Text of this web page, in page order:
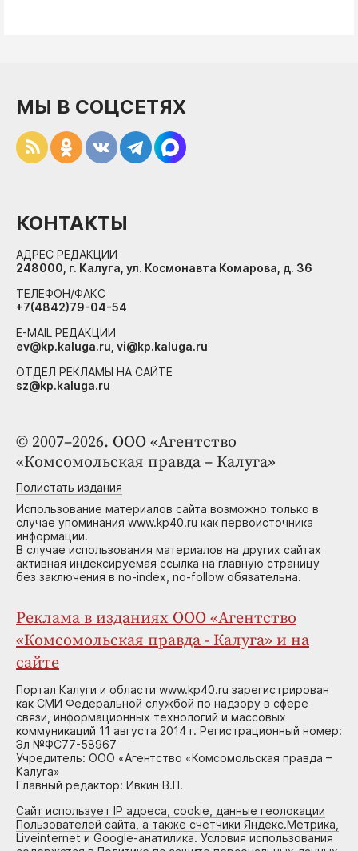
© 2007–2026. ООО «Агентство
«Комсомольская правда – Калуга»
Полистать издания
Использование материалов сайта возможно только в
случае упоминания www.kp40.ru как первоисточника
информации.
В случае использования материалов на других сайтах
активная индексируемая ссылка на главную страницу
без заключения в no-index, no-follow обязательна.
Реклама в изданиях ООО «Агентство
«Комсомольская правда - Калуга» и на
сайте
Портал Калуги и области www.kp40.ru зарегистрирован
как СМИ Федеральной службой по надзору в сфере
связи, информационных технологий и массовых
коммуникаций 11 августа 2014 г. Регистрационный номер:
Эл №ФС77-58967
Учредитель: ООО «Агентство «Комсомольская правда –
Калуга»
Главный редактор: Ивкин В.П.
Сайт использует IP адреса, cookie, данные геолокации
Пользователей сайта, а также счетчики Яндекс.Метрика,
Liveinternet и Google-анатилика. Условия использования
МЫ В СОЦСЕТЯХ
КОНТАКТЫ
АДРЕС РЕДАКЦИИ
248000, г. Калуга, ул. Космонавта Комарова, д. 36
ТЕЛЕФОН/ФАКС
+7(4842)79-04-54
E-MAIL РЕДАКЦИИ
ev@kp.kaluga.ru, vi@kp.kaluga.ru
ОТДЕЛ РЕКЛАМЫ НА САЙТЕ
sz@kp.kaluga.ru